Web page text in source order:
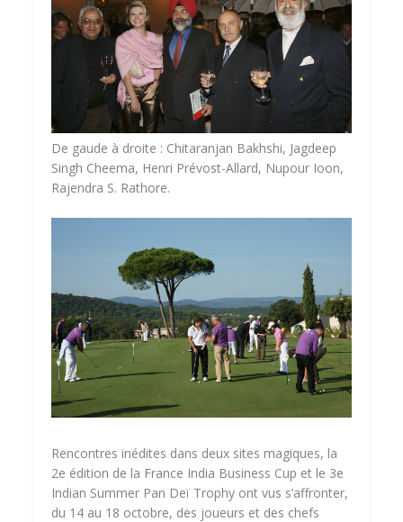
De gaude à droite : Chitaranjan Bakhshi, Jagdeep
Singh Cheema, Henri Prévost-Allard, Nupour Ioon,
Rajendra S. Rathore.
Rencontres inédites dans deux sites magiques, la
2e édition de la France India Business Cup et le 3e
Indian Summer Pan Deï Trophy ont vus s’affronter,
du 14 au 18 octobre, des joueurs et des chefs